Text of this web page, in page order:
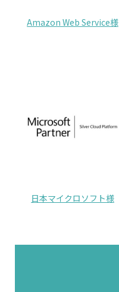
Amazon Web Service様
日本マイクロソフト様